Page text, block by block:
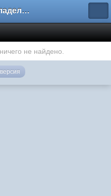
Форум владельцев интернет-магазинов
не найдено.